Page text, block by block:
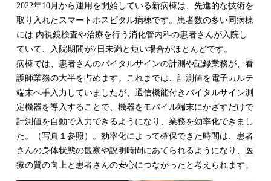
2022年10月から運用を開始している新病棟は、先進的な技術を
取り入れたスマートホスピタル病棟です。患者数の多い同病棟
には 内視鏡検査や治療を行う消化管内科の患者さんが入院し
ていて、入院期間が7日未満と短い場合がほとんどです。
病棟では、患者さんのバイタルサインの計測や記録業務が、看
護師業務の大半を占めます。これまでは、計測値を電子カルテ
端末へ手入力していましたが、通信機能付きバイタルサイン測
定機器を導入することで、機器をモバイル端末にかざすだけで
計測値を自動で入力できるようになり、業務を効率化できまし
た。（写真１参照）。効率化によって確保できた時間は、患者
さんの身体状態の観察や説明時間にあてられるようになり、医
療の質の向上と患者さんの安心につながったと考えられます。